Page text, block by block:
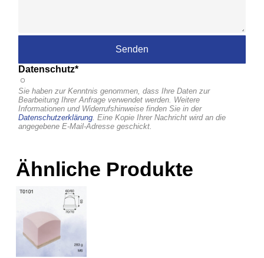
Datenschutz*
Sie haben zur Kenntnis genommen, dass Ihre Daten zur
Bearbeitung Ihrer Anfrage verwendet werden. Weitere
Informationen und Widerrufshinweise finden Sie in der
Datenschutzerklärung. Eine Kopie Ihrer Nachricht wird an die
angegebene E-Mail-Adresse geschickt.
Ähnliche Produkte